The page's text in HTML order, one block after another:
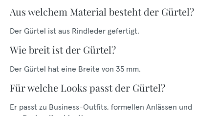
Aus welchem Material besteht der Gürtel?
Der Gürtel ist aus Rindleder gefertigt.
Wie breit ist der Gürtel?
Der Gürtel hat eine Breite von 35 mm.
Für welche Looks passt der Gürtel?
Er passt zu Business-Outfits, formellen Anlässen und